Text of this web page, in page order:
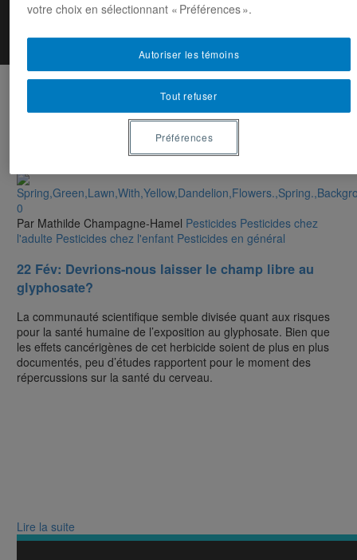
0
Par Mathilde Champagne-Hamel Pesticides Pesticides chez
l'adulte Pesticides chez l'enfant Pesticides en général
22 Fév: Devrions-nous laisser le champ libre au
glyphosate?
La communauté scientifique semble divisée quant aux risques
pour la santé humaine de l’exposition au glyphosate. Bien que
les effets cancérigènes de cet herbicide soient de plus en plus
documentés, peu d’études rapportent pour le moment des
répercussions sur la santé du cerveau.
Lire la suite
votre choix en sélectionnant « Préférences ».
Tout refuser
Autoriser les témoins
Préférences